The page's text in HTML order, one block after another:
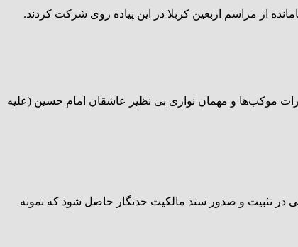
از مراسم اربعین کربلا در این پیاده روی شرکت کردند.
همه ما دلتنگ شمردن ۱۴۵۲ عمود بین نجف و کربلا هستیم و خاطرات موکب‌ها و مهمان نوازی بی نظیر عاشقان امام حسین (علیه
در تثبیت و صدور سند مالکیت حدنگار حاصل شود که نمونه